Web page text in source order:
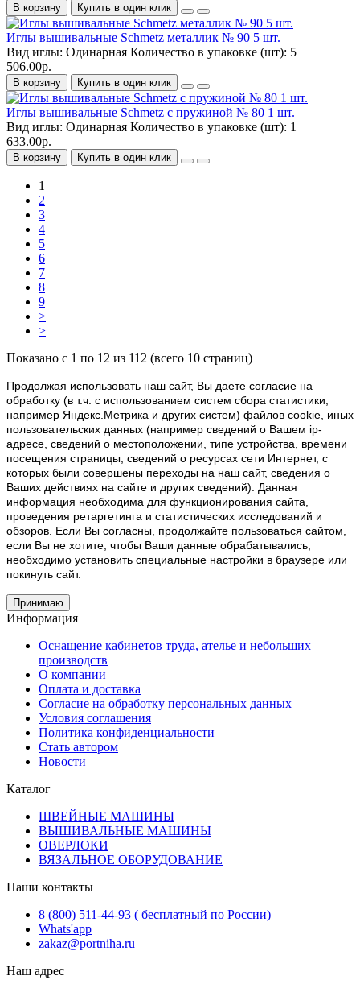
В корзину Купить в один клик
Иглы вышивальные Schmetz металлик № 90 5 шт.
Вид иглы: Одинарная Количество в упаковке (шт): 5
506.00р.
В корзину Купить в один клик
Иглы вышивальные Schmetz с пружиной № 80 1 шт.
Вид иглы: Одинарная Количество в упаковке (шт): 1
633.00р.
В корзину Купить в один клик
1
2
3
4
5
6
7
8
9
>
>|
Показано с 1 по 12 из 112 (всего 10 страниц)
Продолжая использовать наш cайт, Вы даете согласие на
обработку (в т.ч. с использованием систем сбора статистики,
например Яндекс.Метрика и других систем) файлов cookie, иных
пользовательских данных (например сведений о Вашем ip-
адресе, сведений о местоположении, типе устройства, времени
посещения страницы, сведений о ресурсах сети Интернет, с
которых были совершены переходы на наш сайт, сведения о
Ваших действиях на сайте и других сведений). Данная
информация необходима для функционирования сайта,
проведения ретаргетинга и статистических исследований и
обзоров. Если Вы согласны, продолжайте пользоваться сайтом,
если Вы не хотите, чтобы Ваши данные обрабатывались,
необходимо установить специальные настройки в браузере или
покинуть сайт.
Принимаю
Информация
Оснащение кабинетов труда, ателье и небольших
производств
О компании
Оплата и доставка
Согласие на обработку персональных данных
Условия соглашения
Политика конфиденциальности
Стать автором
Новости
Каталог
ШВЕЙНЫЕ МАШИНЫ
ВЫШИВАЛЬНЫЕ МАШИНЫ
ОВЕРЛОКИ
ВЯЗАЛЬНОЕ ОБОРУДОВАНИЕ
Наши контакты
8 (800) 511-44-93 ( бесплатный по России)
Whats'app
zakaz@portniha.ru
Наш адрес